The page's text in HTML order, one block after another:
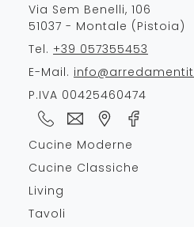
Via Sem Benelli, 106
51037 - Montale (Pistoia)
Tel. +39 057355453
E-Mail.
P.IVA 00425460474
Cucine Moderne
Cucine Classiche
Living
Tavoli